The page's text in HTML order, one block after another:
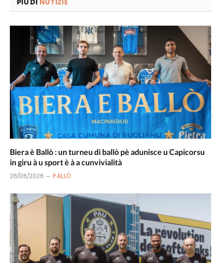
Biera è Ballò : un turneu di ballò pè adunisce u Capicorsu
in giru à u sport è à a cunvivialità
26/06/2026 PALLÒ